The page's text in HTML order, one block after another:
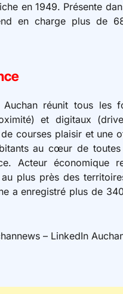
en 1949. Présente
en charge plus de
réunit tous les
et digitaux
courses plaisir et une
au cœur de
Acteur économique
au plus près des
a enregistré plus de
– LinkedIn